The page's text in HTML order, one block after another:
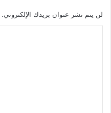
لن يتم نشر عنوان بريدك الإلكتروني.